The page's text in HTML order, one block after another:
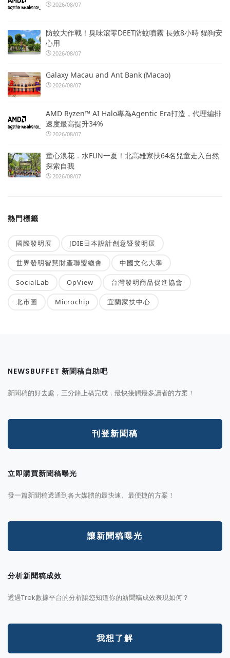
2026/08/07
防蚊大作戰！臭味滾零DEET防蚊噴霧 長效8小時 貓狗安
心用
2026/08/07
Galaxy Macau and Ant Bank (Macao)
2026/08/07
AMD Ryzen™ AI Halo專為Agentic Era打造，代理編排
速度最高提升34%
2026/08/07
童心浪花．水FUN一夏！北高雄家扶64名兒童走入自然
探索自我
2026/08/07
熱門標籤
國際發明展 JDIE日本設計創意暨發明展
世界發明智慧財產聯盟總會 中國文化大學
SocialLab OpView 台灣發明商品促進協會
北市圖 Microchip 宜蘭家扶中心
NEWSBUFFET 新聞稿自助吧
新聞稿的好去處，三分鐘上稿完成，最快接觸最多讀者的方案！
刊登新聞稿
立即購買新聞稿曝光
發一篇新聞稿透通到各大媒體的最快速、最便捷的方案！
讓新聞稿曝光
分析新聞稿成效
透過Trek數據平台的分析讓您知道你的新聞稿成效表現如何？
我想了解